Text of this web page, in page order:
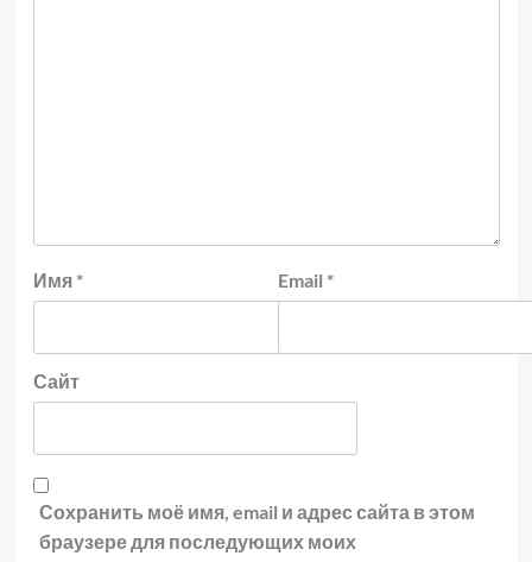
Имя * Email *
Сайт
Сохранить моё имя, email и адрес сайта в этом
браузере для последующих моих